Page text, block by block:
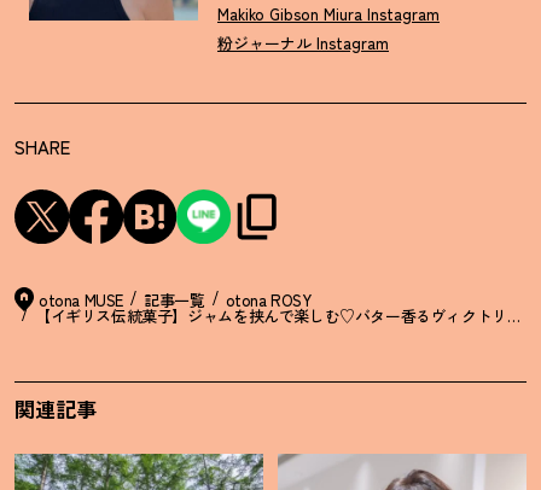
Makiko Gibson Miura Instagram
粉ジャーナル Instagram
SHARE
otona MUSE 記事一覧 otona ROSY
【イギリス伝統菓子】ジャムを挟んで楽しむ♡バター香るヴィクトリア
関連記事